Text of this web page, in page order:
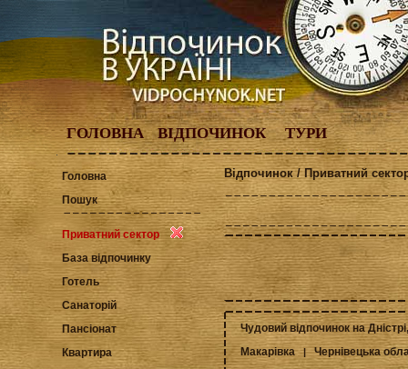
ГОЛОВНА ВІДПОЧИНОК ТУРИ
Головна
Пошук
Приватний сектор
База відпочинку
Готель
Санаторій
Пансіонат
Квартира
Відпочинок / Приватний
Чудовий відпочинок на
Макарівка |Чернівецька